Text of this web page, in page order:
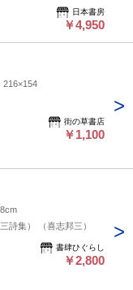
日本書房
￥4,950
216×154
街の草書店
￥1,100
集） （喜志邦三）
書肆ひぐらし
￥2,800